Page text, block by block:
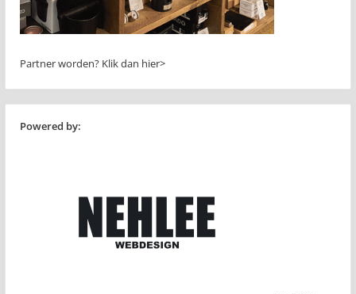
Partner worden? Klik dan hier>
Powered by: